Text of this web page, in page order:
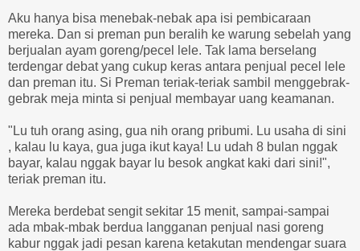
Aku hanya bisa menebak-nebak apa isi pembicaraan
mereka. Dan si preman pun beralih ke warung sebelah yang
berjualan ayam goreng/pecel lele. Tak lama berselang
terdengar debat yang cukup keras antara penjual pecel lele
dan preman itu. Si Preman teriak-teriak sambil menggebrak-
gebrak meja minta si penjual membayar uang keamanan.
"Lu tuh orang asing, gua nih orang pribumi. Lu usaha di sini
, kalau lu kaya, gua juga ikut kaya! Lu udah 8 bulan nggak
bayar, kalau nggak bayar lu besok angkat kaki dari sini!",
teriak preman itu.
Mereka berdebat sengit sekitar 15 menit, sampai-sampai
ada mbak-mbak berdua langganan penjual nasi goreng
kabur nggak jadi pesan karena ketakutan mendengar suara